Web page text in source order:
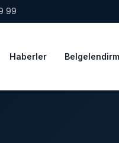
99
Haberler